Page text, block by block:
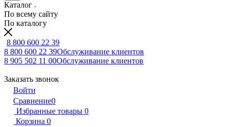
Каталог
По всему сайту
По каталогу
8 800 600 22 39
8 800 600 22 39Обслуживание клиентов
8 905 502 11 00Обслуживание клиентов
Заказать звонок
Войти
Сравнение0
Избранные товары 0
Корзина 0